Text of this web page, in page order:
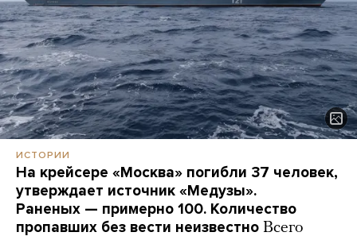
ИСТОРИИ
На крейсере «Москва» погибли 37 человек,
утверждает источник «Медузы».
Раненых — примерно 100. Количество
пропавших без вести неизвестно Всего